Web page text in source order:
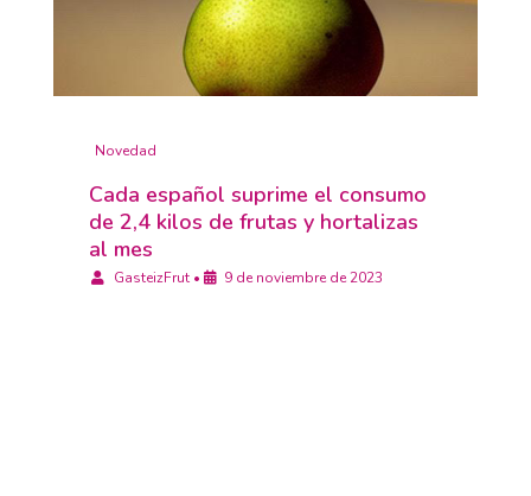
Novedad
Cada español suprime el consumo
de 2,4 kilos de frutas y hortalizas
al mes
GasteizFrut • 9 de noviembre de 2023